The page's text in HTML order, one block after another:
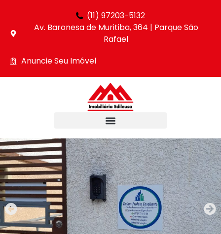
(11) 97203-5132
Av. Baronesa de Muritiba, 364 | Parque São
Rafael
Anuncie Seu Imóvel